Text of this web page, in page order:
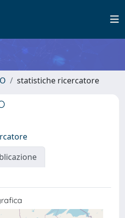
statistiche ricercatore